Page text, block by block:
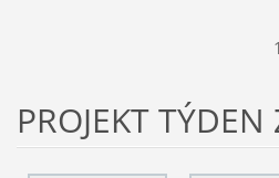
1
PROJEKT